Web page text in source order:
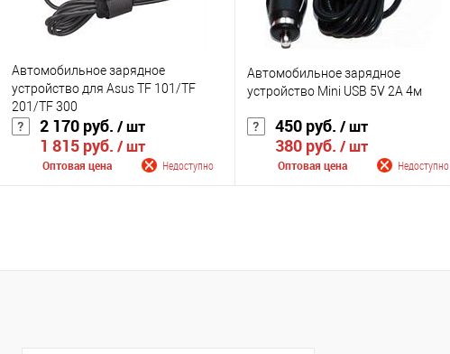
Автомобильное зарядное
устройство для Asus TF 101/TF
201/TF 300
2 170 руб. / шт
1 815 руб. / шт
Оптовая цена Недоступно
Автомобильное зарядное
устройство Mini USB 5V 2A 4м
450 руб. / шт
380 руб. / шт
Оптовая цена Недоступно